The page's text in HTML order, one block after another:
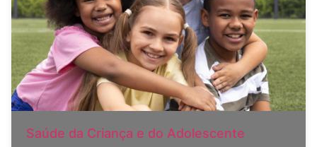
Saúde da Criança e do Adolescente